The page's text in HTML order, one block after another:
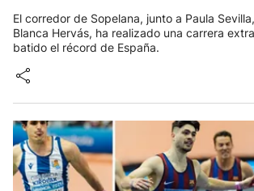
El corredor de Sopelana, junto a Paula
Blanca Hervás, ha realizado una carrera
batido el récord de España.